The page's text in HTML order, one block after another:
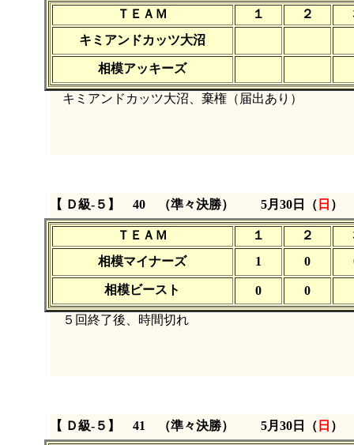
ＴＥＡＭ １ ２
キミアンドカッツ大沼
相模アッキーズ
キミアンドカッツ大沼、棄権（届出あり）
【 Ｄ級‐５】 40 （準々決勝） 5月30日（ 日
ＴＥＡＭ １ ２
相模マイナーズ
1 0
相模ビースト 0 0
５回終了後、時間切れ
【 Ｄ級‐５】 41 （準々決勝） 5月30日（ 日